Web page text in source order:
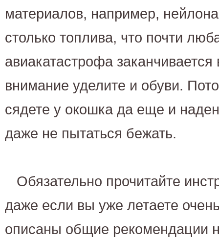
материалов, например,
столько топлива, что почти
авиакатастрофа
внимание уделите и обуви.
сядете у окошка да еще и
даже не пытаться бежать.
Обязательно прочитайте
даже если вы уже летаете
описаны общие рекомендации